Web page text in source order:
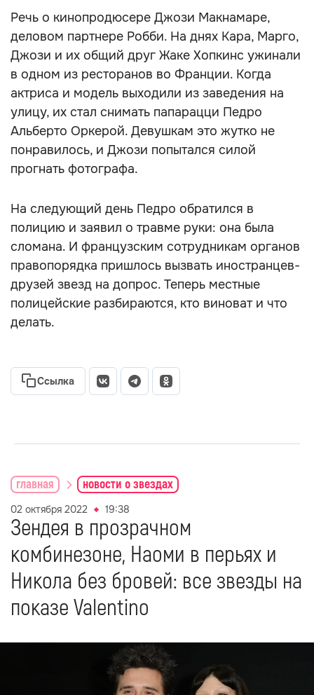
Речь о кинопродюсере Джози Макнамаре,
деловом партнере Робби. На днях Кара, Марго,
Джози и их общий друг Жаке Хопкинс ужинали
в одном из ресторанов во Франции. Когда
актриса и модель выходили из заведения на
улицу, их стал снимать папарацци Педро
Альберто Оркерой. Девушкам это жутко не
понравилось, и Джози попытался силой
прогнать фотографа.
На следующий день Педро обратился в
полицию и заявил о травме руки: она была
сломана. И французским сотрудникам органов
правопорядка пришлось вызвать иностранцев-
друзей звезд на допрос. Теперь местные
полицейские разбираются, кто виноват и что
делать.
Ссылка
главная новости о звездах
02 октября 2022 19:38
Зендея в прозрачном
комбинезоне, Наоми в перьях и
Никола без бровей: все звезды на
показе Valentino